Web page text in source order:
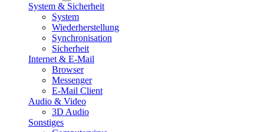
System & Sicherheit
System
Wiederherstellung
Synchronisation
Sicherheit
Internet & E-Mail
Browser
Messenger
E-Mail Client
Audio & Video
3D Audio
Sonstiges